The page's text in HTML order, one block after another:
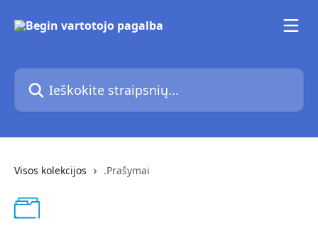
Ieškokite straipsnių...
Visos kolekcijos .Prašymai